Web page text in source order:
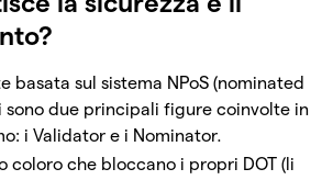
basata sul sistema NPoS (nominated
sono due principali figure coinvolte in
i Validator e i Nominator.
coloro che bloccano i propri DOT (li